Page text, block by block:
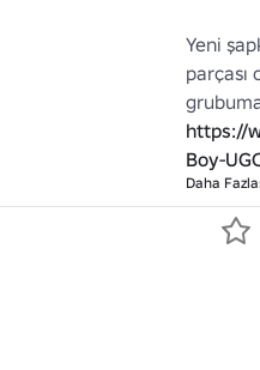
Yeni
parçası
https://
Boy-
Daha